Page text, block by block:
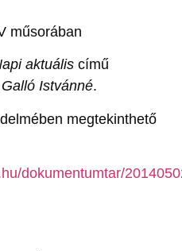
műsorában
aktuális című
Galló Istvánné.
megtekinthető
dokumentumtar/